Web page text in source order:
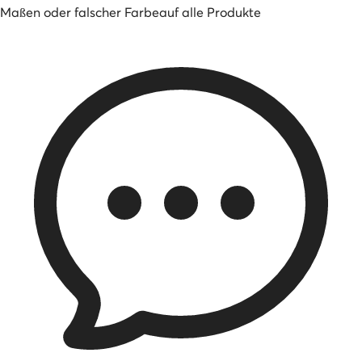
Maßen oder falscher Farbeauf alle Produkte